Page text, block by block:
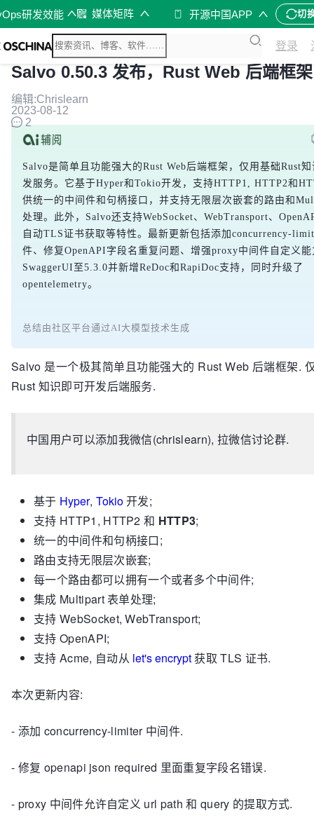
研发效能 媒体矩阵 开源中国APP 切
登录
Salvo 0.50.3 发布，Rust Web 后端框架
编辑:Chrislearn
2023-08-12
2
Salvo是简单且功能强大的Rust Web后端框架，仅用基础Rust
发服务。它基于Hyper和Tokio开发，支持HTTP1, HTTP2和
供统一的中间件和句柄接口，并支持无限层次嵌套的路由和
处理。此外，Salvo还支持WebSocket、WebTransport、
自动TLS证书获取等特性。最新更新包括添加concurrency-
件、修复OpenAPI字段名重复问题、增强proxy中间件自定义
SwaggerUI至5.3.0并新增ReDoc和RapiDoc支持，同时升级了
opentelemetry。
总结由社区平台通过AI大模型技术生成
Salvo 是一个极其简单且功能强大的 Rust Web 后端框架.
Rust 知识即可开发后端服务.
中国用户可以添加我微信(chrislearn), 拉微信讨论群.
基于 Hyper, Tokio开发;
支持 HTTP1, HTTP2 和 HTTP3;
统一的中间件和句柄接口;
路由支持无限层次嵌套;
每一个路由都可以拥有一个或者多个中间件;
集成 Multipart 表单处理;
支持 WebSocket, WebTransport;
支持 OpenAPI;
支持 Acme, 自动从 let's encrypt获取 TLS 证书.
本次更新内容:
- 添加 concurrency-limiter 中间件.
- 修复 openapi json required 里面重复字段名错误.
- proxy 中间件允许自定义 url path 和 query 的提取方式.